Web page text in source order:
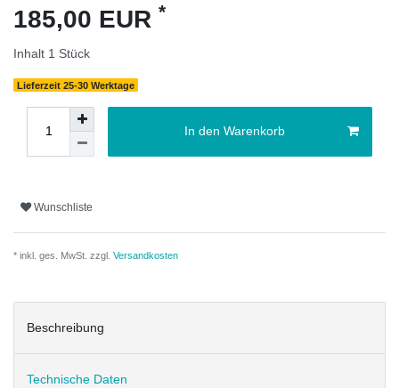
185,00 EUR *
Inhalt 1 Stück
Lieferzeit 25-30 Werktage
In den Warenkorb
Wunschliste
* inkl. ges. MwSt. zzgl. Versandkosten
Beschreibung
Technische Daten